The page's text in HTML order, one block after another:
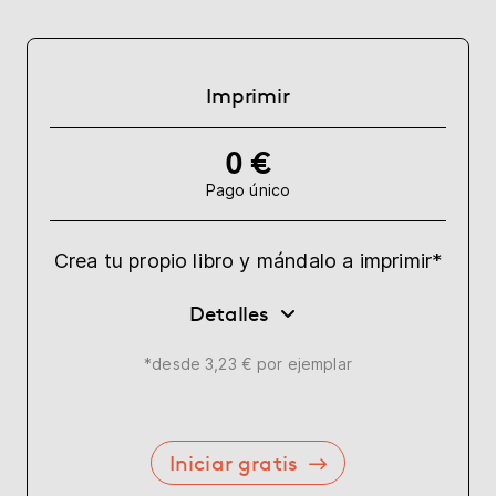
Imprimir
0 €
Pago único
Crea tu propio libro y mándalo a imprimir*
Detalles
*desde 3,23 € por ejemplar
Iniciar gratis